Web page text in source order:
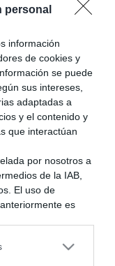
personal
información
de cookies y
se puede
sus intereses,
adaptadas a
y el contenido y
que interactúan
por nosotros a
de la IAB,
El uso de
es
audiencia.